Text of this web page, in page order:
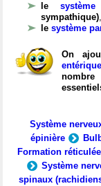
le
sympathique)
le système
On
entérique
Système
épinière
Formation réticulée
Système
spinaux